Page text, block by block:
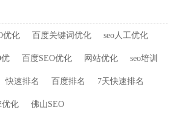
优化 百度关键词优化 seo人工优化
优 百度SEO优化 网站优化 seo培训
快速排名 百度排名 7天快速排名
优化 佛山SEO